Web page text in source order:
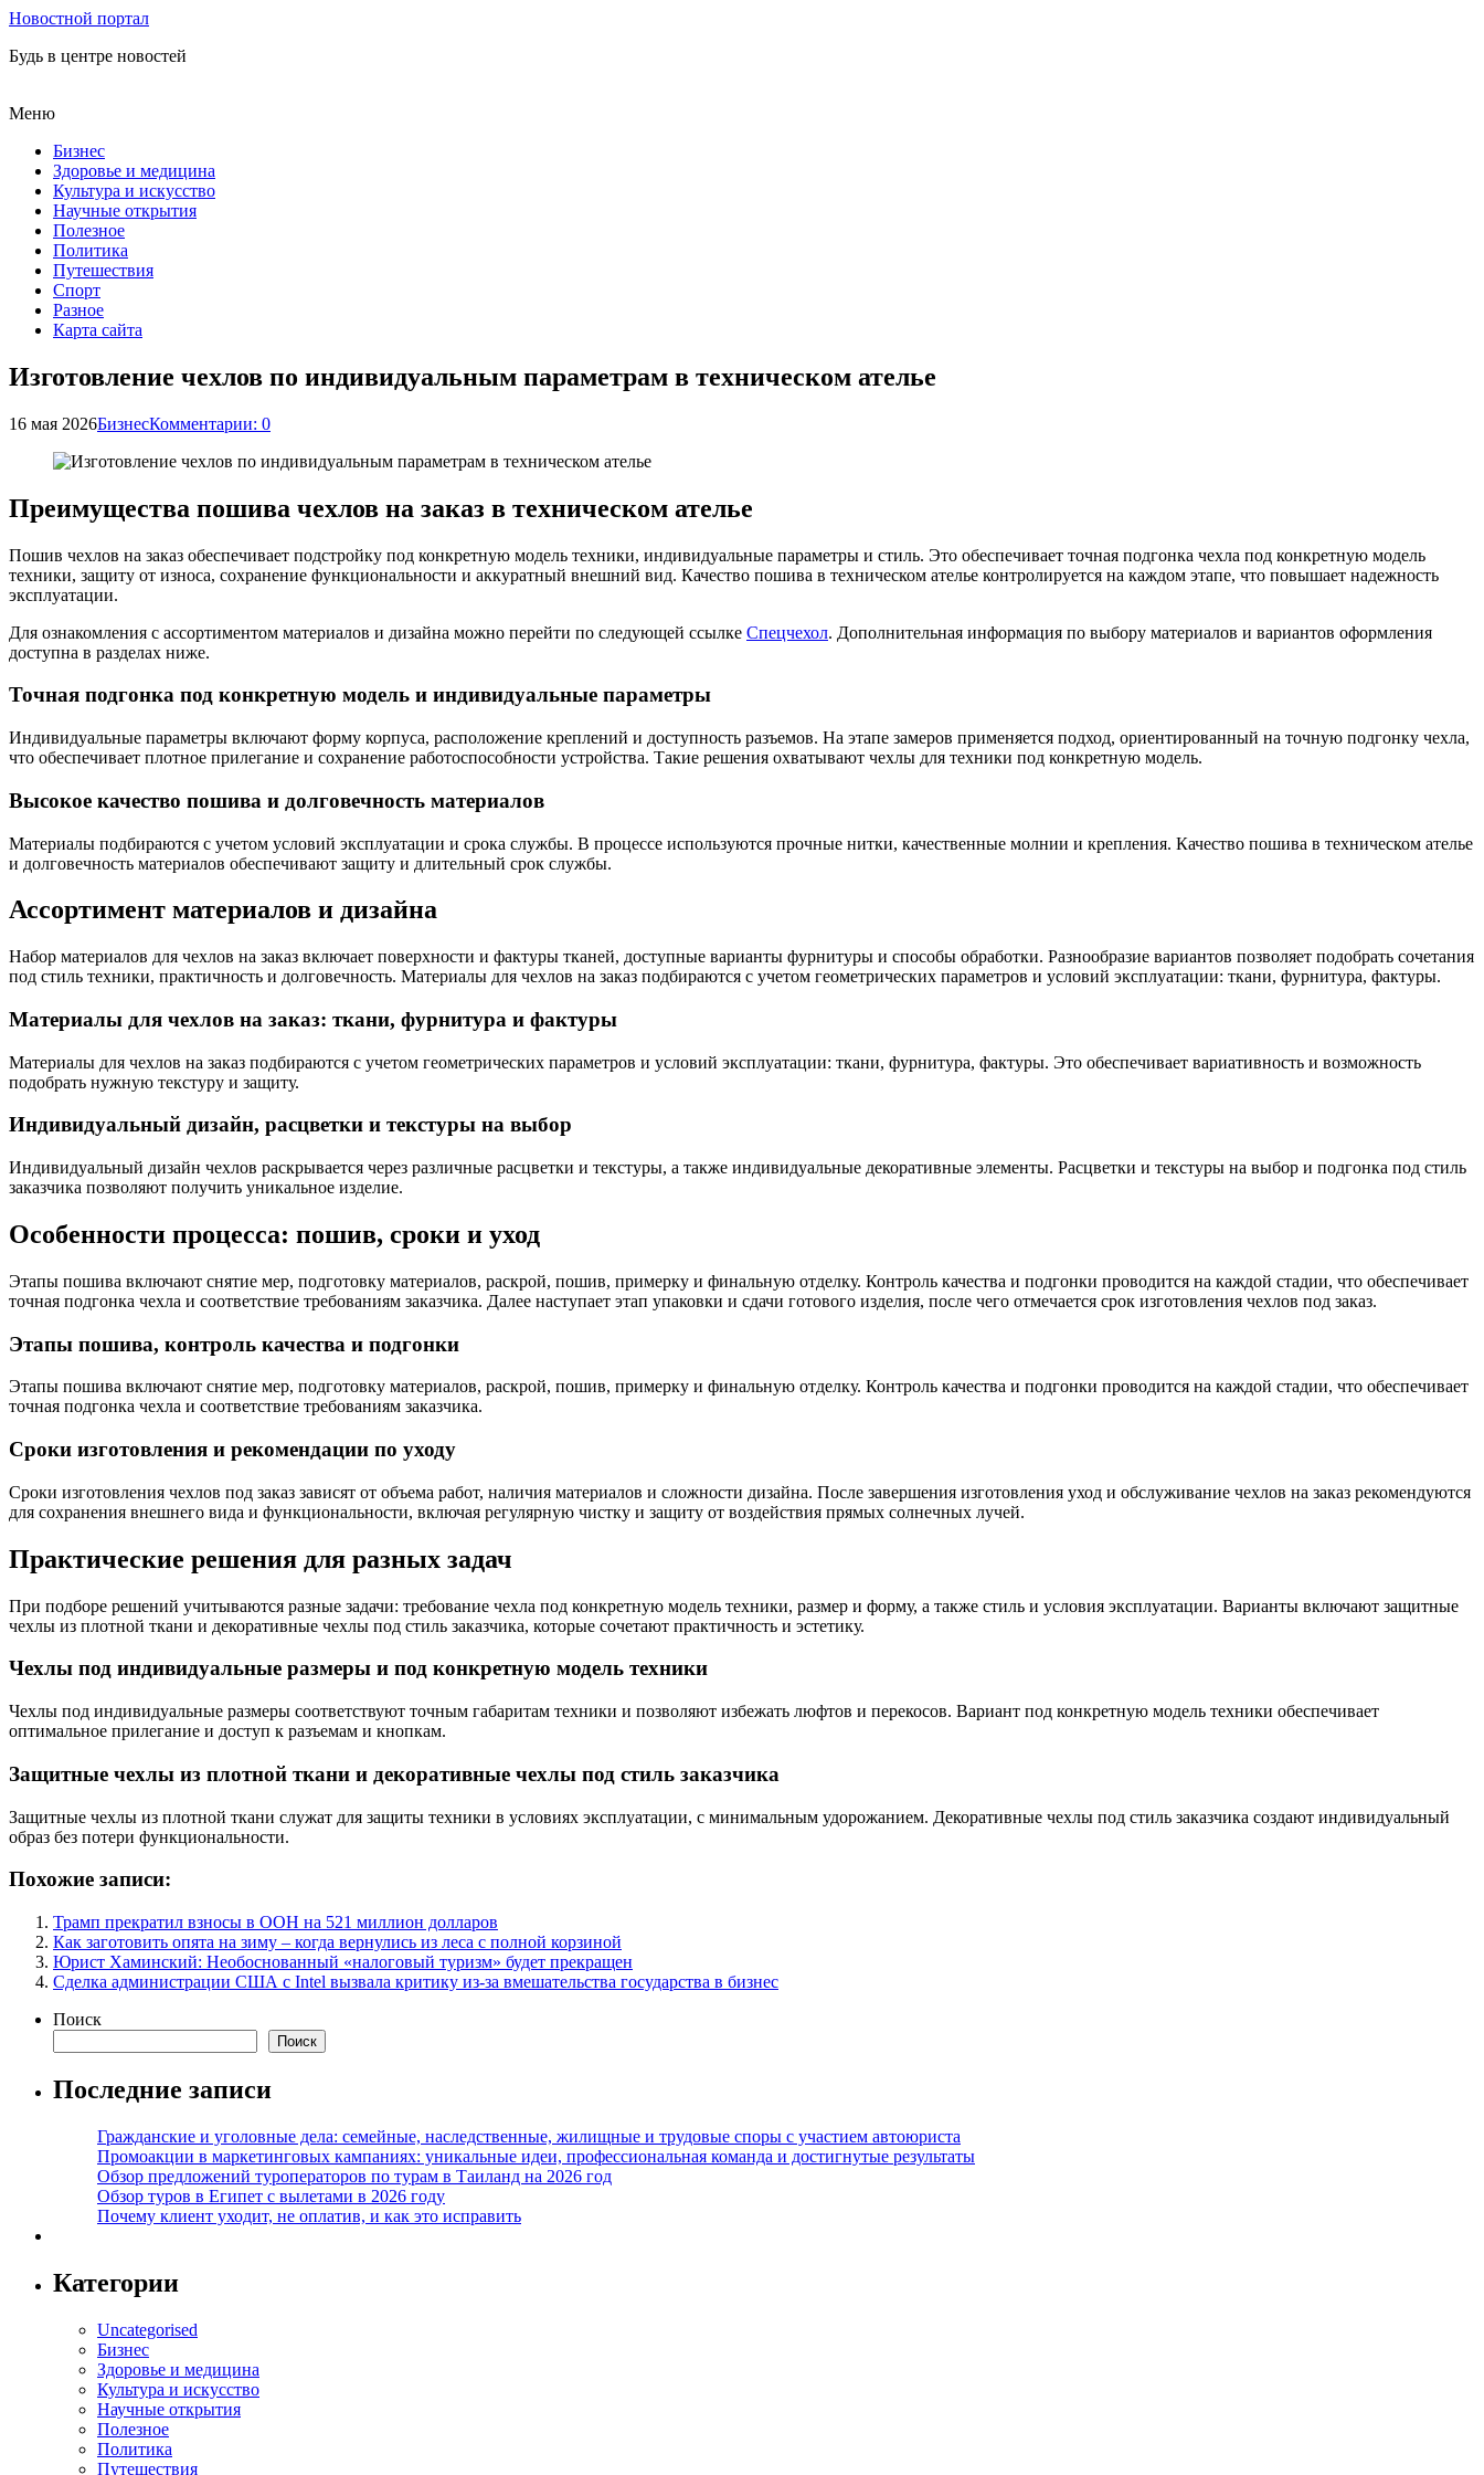
Новостной портал
Будь в центре новостей
Меню
Бизнес
Здоровье и медицина
Культура и искусство
Научные открытия
Полезное
Политика
Путешествия
Спорт
Разное
Карта сайта
Изготовление чехлов по индивидуальным параметрам в техническом ателье
16 мая 2026БизнесКомментарии: 0
Преимущества пошива чехлов на заказ в техническом ателье
Пошив чехлов на заказ обеспечивает подстройку под конкретную модель техники, индивидуальные параметры и стиль. Это обеспечивает точная подгонка чехла под конкретную модель
техники, защиту от износа, сохранение функциональности и аккуратный внешний вид. Качество пошива в техническом ателье контролируется на каждом этапе, что повышает надежность
эксплуатации.
Для ознакомления с ассортиментом материалов и дизайна можно перейти по следующей ссылке Спецчехол. Дополнительная информация по выбору материалов и вариантов оформления
доступна в разделах ниже.
Точная подгонка под конкретную модель и индивидуальные параметры
Индивидуальные параметры включают форму корпуса, расположение креплений и доступность разъемов. На этапе замеров применяется подход, ориентированный на точную подгонку чехла,
что обеспечивает плотное прилегание и сохранение работоспособности устройства. Такие решения охватывают чехлы для техники под конкретную модель.
Высокое качество пошива и долговечность материалов
Материалы подбираются с учетом условий эксплуатации и срока службы. В процессе используются прочные нитки, качественные молнии и крепления. Качество пошива в техническом ателье
и долговечность материалов обеспечивают защиту и длительный срок службы.
Ассортимент материалов и дизайна
Набор материалов для чехлов на заказ включает поверхности и фактуры тканей, доступные варианты фурнитуры и способы обработки. Разнообразие вариантов позволяет подобрать сочетания
под стиль техники, практичность и долговечность. Материалы для чехлов на заказ подбираются с учетом геометрических параметров и условий эксплуатации: ткани, фурнитура, фактуры.
Материалы для чехлов на заказ: ткани, фурнитура и фактуры
Материалы для чехлов на заказ подбираются с учетом геометрических параметров и условий эксплуатации: ткани, фурнитура, фактуры. Это обеспечивает вариативность и возможность
подобрать нужную текстуру и защиту.
Индивидуальный дизайн, расцветки и текстуры на выбор
Индивидуальный дизайн чехлов раскрывается через различные расцветки и текстуры, а также индивидуальные декоративные элементы. Расцветки и текстуры на выбор и подгонка под стиль
заказчика позволяют получить уникальное изделие.
Особенности процесса: пошив, сроки и уход
Этапы пошива включают снятие мер, подготовку материалов, раскрой, пошив, примерку и финальную отделку. Контроль качества и подгонки проводится на каждой стадии, что обеспечивает
точная подгонка чехла и соответствие требованиям заказчика. Далее наступает этап упаковки и сдачи готового изделия, после чего отмечается срок изготовления чехлов под заказ.
Этапы пошива, контроль качества и подгонки
Этапы пошива включают снятие мер, подготовку материалов, раскрой, пошив, примерку и финальную отделку. Контроль качества и подгонки проводится на каждой стадии, что обеспечивает
точная подгонка чехла и соответствие требованиям заказчика.
Сроки изготовления и рекомендации по уходу
Сроки изготовления чехлов под заказ зависят от объема работ, наличия материалов и сложности дизайна. После завершения изготовления уход и обслуживание чехлов на заказ рекомендуются
для сохранения внешнего вида и функциональности, включая регулярную чистку и защиту от воздействия прямых солнечных лучей.
Практические решения для разных задач
При подборе решений учитываются разные задачи: требование чехла под конкретную модель техники, размер и форму, а также стиль и условия эксплуатации. Варианты включают защитные
чехлы из плотной ткани и декоративные чехлы под стиль заказчика, которые сочетают практичность и эстетику.
Чехлы под индивидуальные размеры и под конкретную модель техники
Чехлы под индивидуальные размеры соответствуют точным габаритам техники и позволяют избежать люфтов и перекосов. Вариант под конкретную модель техники обеспечивает
оптимальное прилегание и доступ к разъемам и кнопкам.
Защитные чехлы из плотной ткани и декоративные чехлы под стиль заказчика
Защитные чехлы из плотной ткани служат для защиты техники в условиях эксплуатации, с минимальным удорожанием. Декоративные чехлы под стиль заказчика создают индивидуальный
образ без потери функциональности.
Похожие записи:
Трамп прекратил взносы в ООН на 521 миллион долларов
Как заготовить опята на зиму – когда вернулись из леса с полной корзиной
Юрист Хаминский: Необоснованный «налоговый туризм» будет прекращен
Сделка администрации США с Intel вызвала критику из-за вмешательства государства в бизнес
Поиск
Поиск
Последние записи
Гражданские и уголовные дела: семейные, наследственные, жилищные и трудовые споры с участием автоюриста
Промоакции в маркетинговых кампаниях: уникальные идеи, профессиональная команда и достигнутые результаты
Обзор предложений туроператоров по турам в Таиланд на 2026 год
Обзор туров в Египет с вылетами в 2026 году
Почему клиент уходит, не оплатив, и как это исправить
Категории
Uncategorised
Бизнес
Здоровье и медицина
Культура и искусство
Научные открытия
Полезное
Политика
Путешествия